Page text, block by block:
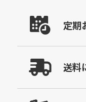
定期
送料